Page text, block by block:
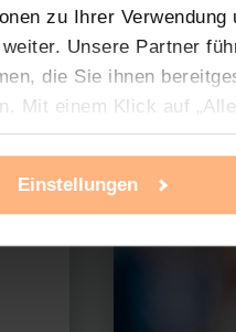
zu Ihrer
Unsere Partner
die Sie ihnen
Mit einem Klick auf
Zwecke zu. Eine
Cookies ablehnen
dazu führen, dass
Einstellungen